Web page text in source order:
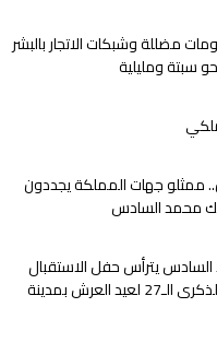
مضللة وشبكات الاتجار بالبشر
سبتة ومليلية
ممثلو جهات المملكة يجددون
محمد السادس
يترأس حفل الاستقبال
الرسمي بمناسبة الذكرى الـ27 لعيد العرش بمدينة